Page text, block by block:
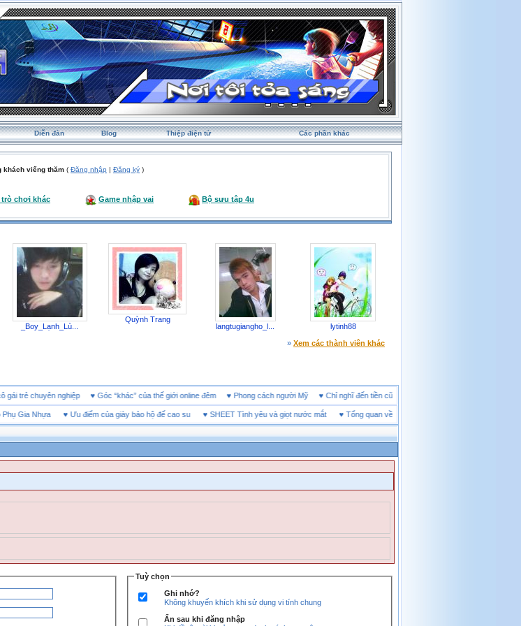
Diễn đàn Blog Thiệp điện tử Các phần khác
khách viếng thăm ( Đăng nhập | Đăng ký )
trò chơi khác Game nhập vai Bộ sưu tập 4u
_Boy_Lạnh_Lù...
Quỳnh Trang
langtugiangho_l...
lytinh88
» Xem các thành viên khác
cô gái trẻ chuyên nghiệp♥Góc “khác” của thế giới online đêm♥Phong cách người Mỹ♥Chỉ nghĩ đến tiền cũng làm người ta ích kỷ
Gia Nhựa♥ Ưu điểm của giày bảo hộ đế cao su♥ SHEET Tình yêu và giọt nước mắt ♥ Tổng quan về giày bảo hộ tại Vĩnh Long
Tuỳ chọn
Ghi nhớ?
Không khuyến khích khi sử dụng vi tính chung
Ẩn sau khi đăng nhập